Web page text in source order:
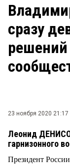
ЗАКОН
НОВОСТИ
ПРОИСШЕСТВИЯ
сразу
23 ноября 2020 21:17
Леонид
гарнизонного
Президент